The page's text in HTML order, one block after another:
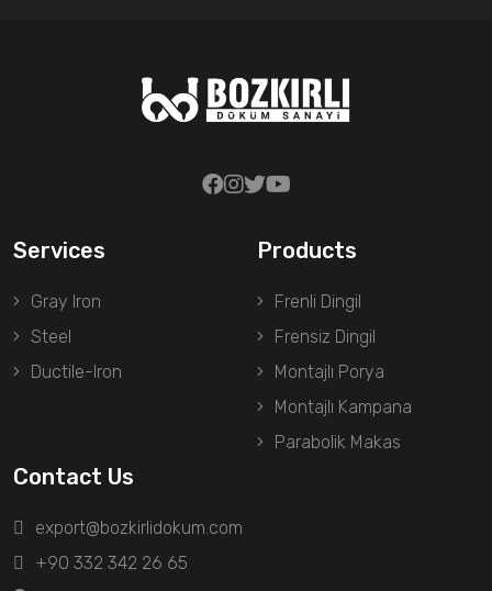
Services
Gray Iron
Steel
Ductile-Iron
Products
Frenli Dingil
Frensiz Dingil
Montajlı Porya
Montajlı Kampana
Parabolik Makas
Contact Us
export@bozkirlidokum.com
+90 332 342 26 65